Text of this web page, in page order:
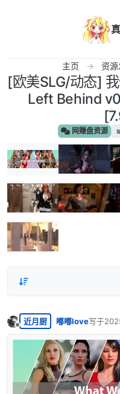
主页 资
[欧美SLG/动态]
Left Behind
网赚盘资源
离线
近月厨 嘟嘟love写于
最后由